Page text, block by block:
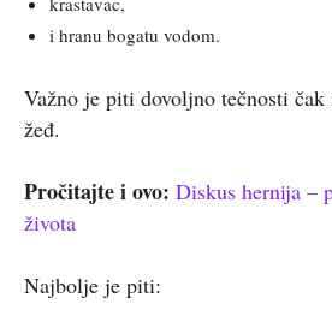
i hranu bogatu vodom.
Važno je piti dovoljno tečnosti čak
žeđ.
Pročitajte i ovo: Diskus hernija –
života
Najbolje je piti: